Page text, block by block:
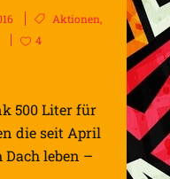
Aktionen,
4
500 Liter für
die seit April
leben –